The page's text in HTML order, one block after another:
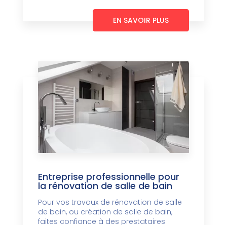
EN SAVOIR PLUS
Entreprise professionnelle pour
la rénovation de salle de bain
Pour vos travaux de rénovation de salle
de bain, ou création de salle de bain,
faites confiance à des prestataires